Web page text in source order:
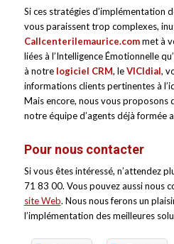
Si ces stratégies d’implémentation
vous paraissent trop complexes,
Callcenterilemaurice.commet à
liées à l’Intelligence Émotionnelle
à notre logiciel CRM, leVICIdial,
informations clients pertinentes à
Mais encore, nous vous
notre équipe d’agents déjà formée
Pour nous contacter
Si vous êtes intéressé, n’attendez
71 83 00. Vous pouvez aussi nous
site Web. Nous nous ferons un
l’implémentation des meilleures